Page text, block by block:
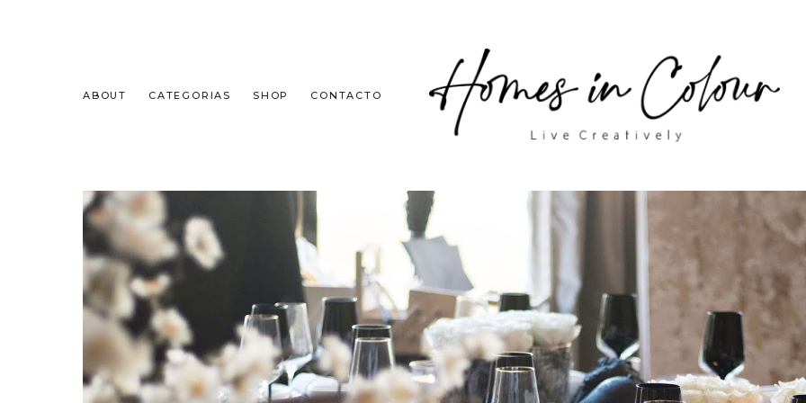
ABOUT CATEGORIAS SHOP CONTACTO